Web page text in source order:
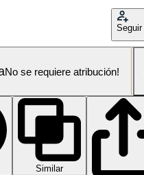
Seguir
No se requiere atribución!
Similar